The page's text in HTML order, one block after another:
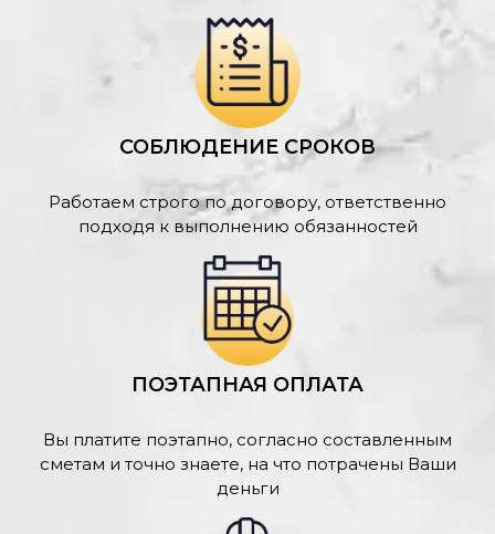
СОБЛЮДЕНИЕ СРОКОВ
Работаем строго по договору, ответственно
подходя к выполнению обязанностей
ПОЭТАПНАЯ ОПЛАТА
Вы платите поэтапно, согласно составленным
сметам и точно знаете, на что потрачены Ваши
деньги